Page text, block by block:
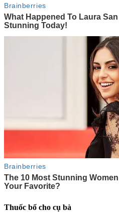
Thuốc bổ cho cụ bà